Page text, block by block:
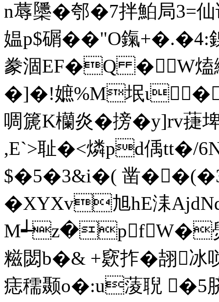
n蓐櫽�郀�7拌鮊局3=仙
媪p$碿��"O鎎+�.�4:鎳
豢涸EF�Q � W熆
�]�!嫬%M垊ι� t
啁篪K欗炎�搒�y]rv
,E`>耻�<燐pd偊tt�/
$�5�3&i�( 凿
�XYXv旭hE洡
M┵z�pfW�爂
糍閟b�& +窽拃�翓冰
痣穤颞o�:u蔆聣